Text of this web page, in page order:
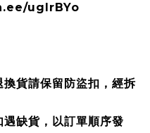
ugIrBYo
貨請保留防盜扣，經拆
缺貨，以訂單順序發